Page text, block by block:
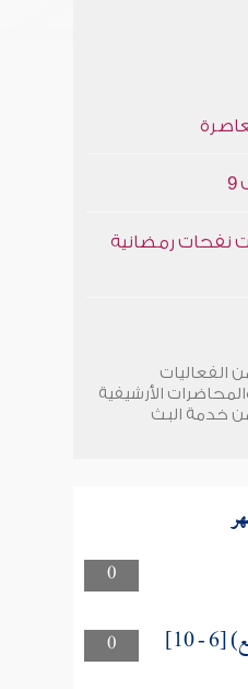
نفحات رمضانية
الفعاليات
الأرشيفية
خدمة البث
0
0
10]